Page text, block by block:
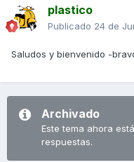
plastico
Publicado 24 de
Saludos y bienvenido -
Archivado
Este tema ahora
respuestas.